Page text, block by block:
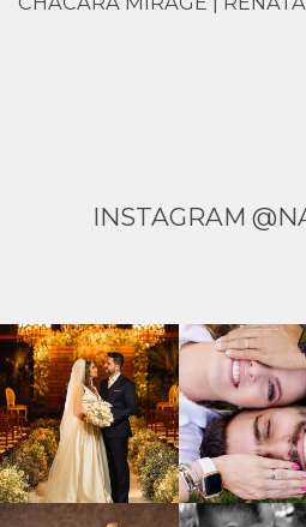
INSTAGRAM